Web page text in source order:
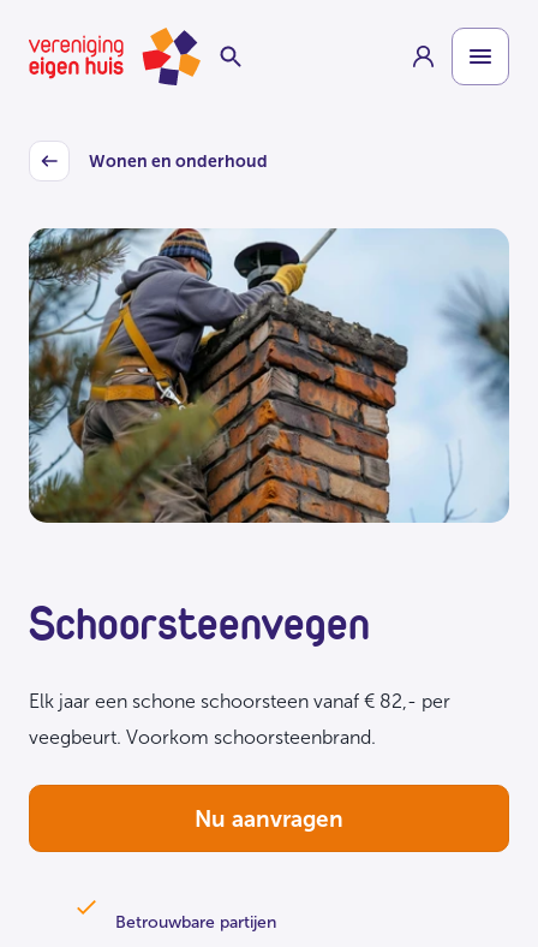
naar
hoofdinhoud
Homepage
Back
Wonen en onderhoud
Schoorsteenvegen
Elk jaar een schone schoorsteen vanaf € 82,- per
veegbeurt. Voorkom schoorsteenbrand.
Nu aanvragen
Betrouwbare partijen